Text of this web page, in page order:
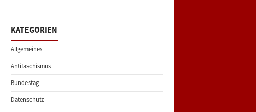
KATEGORIEN
Allgemeines
Antifaschismus
Bundestag
Datenschutz